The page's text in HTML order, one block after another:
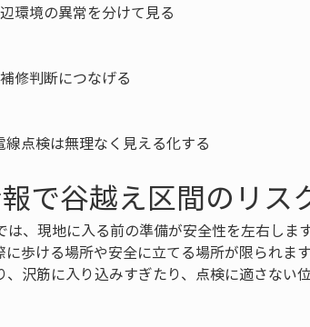
環境の異常を分けて見る
修判断につなげる
点検は無理なく見える化する
で谷越え区間のリス
は、現地に入る前の準備が安全性を左右しま
歩ける場所や安全に立てる場所が限られま
沢筋に入り込みすぎたり、点検に適さない